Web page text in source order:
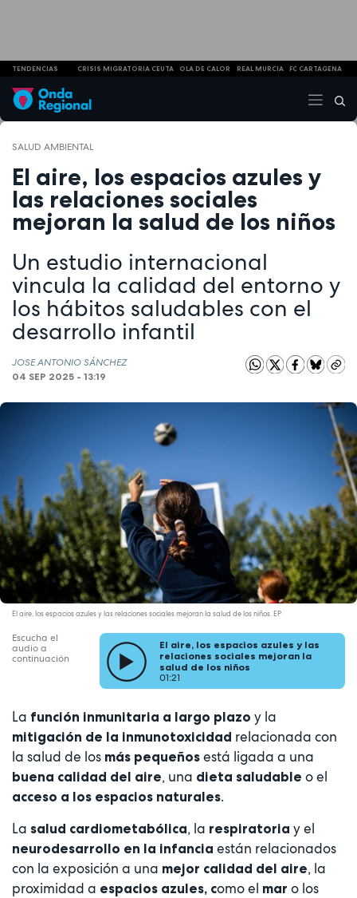
TENDENCIAS CRISIS MIGRATORIA CEUTA OLA DE CALOR REAL MURCIA FC CARTAGENA
SALUD AMBIENTAL
El aire, los espacios azules y
las relaciones sociales
mejoran la salud de los niños
Un estudio internacional
vincula la calidad del entorno y
los hábitos saludables con el
desarrollo infantil
JOSE ANTONIO SÁNCHEZ
04 SEP 2025 - 13:19
El aire, los espacios azules y las relaciones sociales mejoran la salud de los niños. EP
Escucha el
audio a
continuación
El aire, los espacios azules y las
relaciones sociales mejoran la
salud de los niños
01:21
La función inmunitaria a largo plazo y la
mitigación de la inmunotoxicidad relacionada con
la salud de los más pequeños está ligada a una
buena calidad del aire, una dieta saludable o el
acceso a los espacios naturales.
La salud cardiometabólica, la respiratoria y el
neurodesarrollo en la infancia están relacionados
con la exposición a una mejor calidad del aire, la
proximidad a espacios azules, como el mar o los